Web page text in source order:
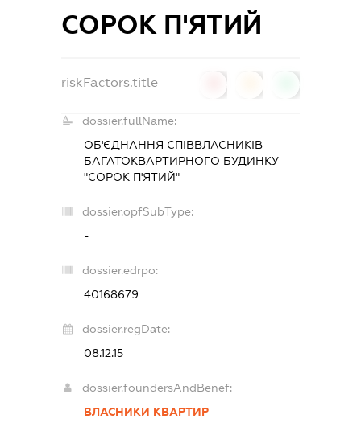
СОРОК П'ЯТИЙ
riskFactors.title
dossier.fullName:
ОБ'ЄДНАННЯ СПІВВЛАСНИКІВ
БАГАТОКВАРТИРНОГО БУДИНКУ
"СОРОК П'ЯТИЙ"
dossier.opfSubType:
-
dossier.edrpo:
40168679
dossier.regDate:
08.12.15
dossier.foundersAndBenef:
ВЛАСНИКИ КВАРТИР